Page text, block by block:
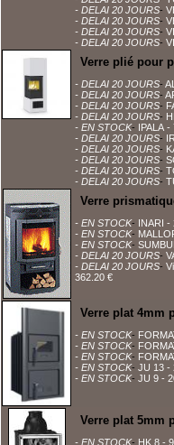
-
- DELAI 20 JOURS
-
- DELAI 20 JOURS
-
- DELAI 20 JOURS
-
- DELAI 20 JOURS
Verre plié pour
-
- DELAI 20 JOURS
-
- DELAI 20 JOURS
-
- DELAI 20 JOURS
-
- DELAI 20 JOURS
- IPALA
- EN STOCK
-
-
- DELAI 20 JOURS
-
- DELAI 20 JOURS
-
- DELAI 20 JOURS
-
- DELAI 20 JOURS
-
- DELAI 20 JOURS
Verre
- INARI
- EN STOCK
-
-
- EN STOCK
-
- EN STOCK
-
- DELAI 20 JOURS
-
- DELAI 20 JOURS
362.20 €
Verre plat 4mm
-
- EN STOCK
-
- EN STOCK
-
- EN STOCK
- JU 13
- EN STOCK
-
- JU 9
- EN STOCK -
Verre plat 5mm
- HK 8
- EN STOCK -